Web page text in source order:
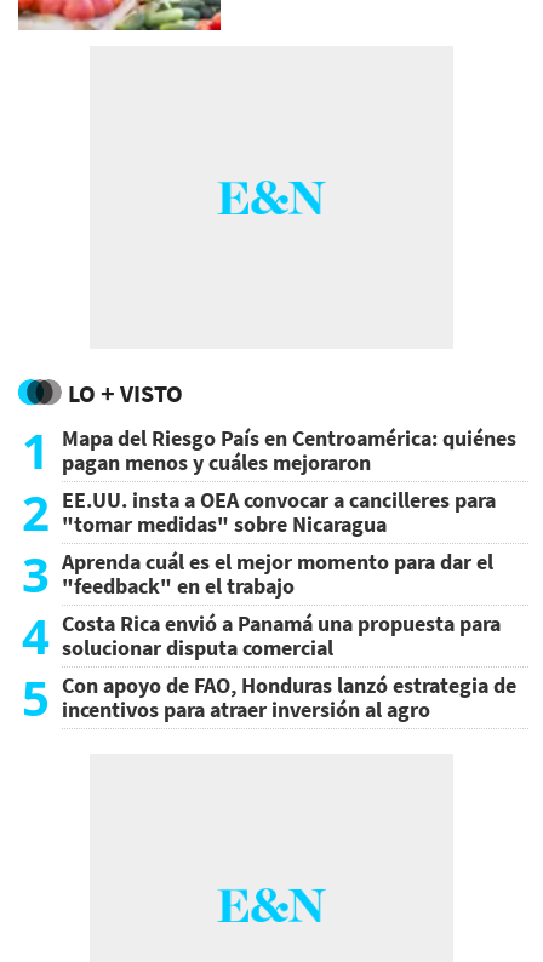
LO + VISTO
1
Mapa del Riesgo País en Centroamérica: quiénes
pagan menos y cuáles mejoraron
2 EE.UU. insta a OEA convocar a cancilleres para
"tomar medidas" sobre Nicaragua
3 Aprenda cuál es el mejor momento para dar el
"feedback" en el trabajo
4 Costa Rica envió a Panamá una propuesta para
solucionar disputa comercial
5 Con apoyo de FAO, Honduras lanzó estrategia de
incentivos para atraer inversión al agro